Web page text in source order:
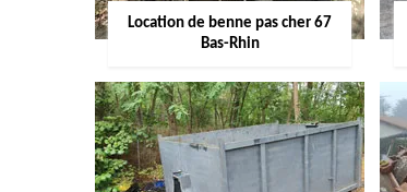
Location de benne pas cher 67
Bas-Rhin